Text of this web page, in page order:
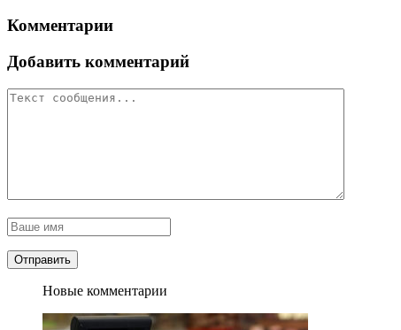
Комментарии
Добавить комментарий
Новые комментарии